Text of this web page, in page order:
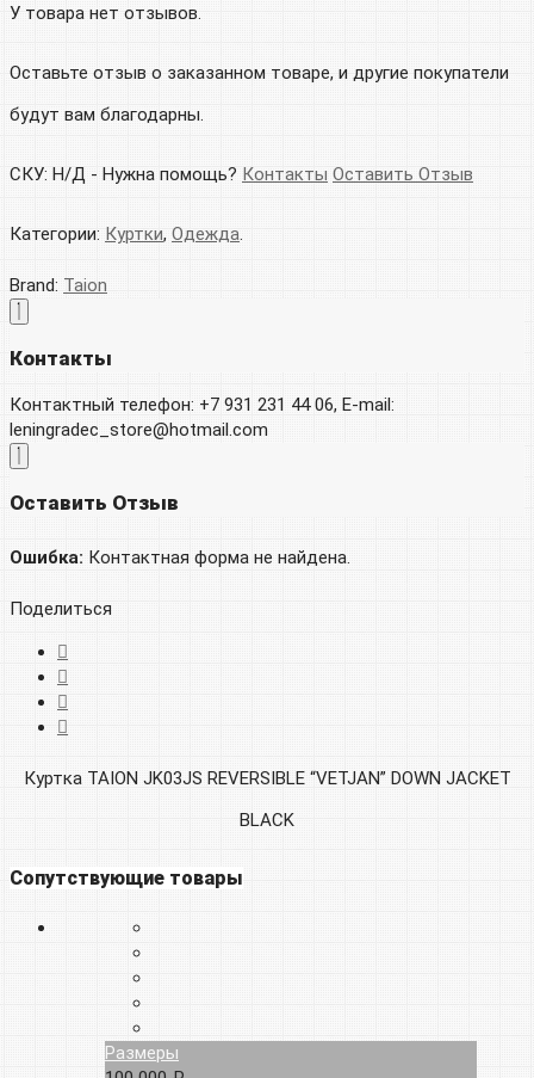
У товара нет отзывов.
Оставьте отзыв о заказанном товаре, и другие покупатели
будут вам благодарны.
СКУ: Н/Д - Нужна помощь? Контакты Оставить Отзыв
Категории: Куртки, Одежда
Brand: Taion
Контакты
Контактный телефон: +7 931 231 44 06, E-mail:
leningradec_store@hotmail.com
Оставить Отзыв
Ошибка: Контактная форма не найдена.
Поделиться
Куртка TAION JK03JS REVERSIBLE “VETJAN” DOWN JACKET
BLACK
Сопутствующие товары
Размеры